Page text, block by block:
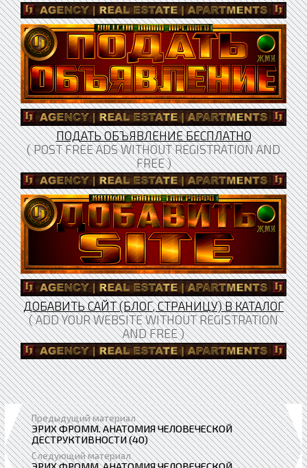
ПОДАТЬ ОБЪЯВЛЕНИЕ БЕСПЛАТНО
( POST FREE ADS WITHOUT REGISTRATION AND
FREE )
ДОБАВИТЬ САЙТ (БЛОГ, СТРАНИЦУ) В КАТАЛОГ
( ADD YOUR WEBSITE WITHOUT REGISTRATION
AND FREE )
Предыдущий материал
ЭРИХ ФРОММ. АНАТОМИЯ ЧЕЛОВЕЧЕСКОЙ
ДЕСТРУКТИВНОСТИ (40)
Следующий материал